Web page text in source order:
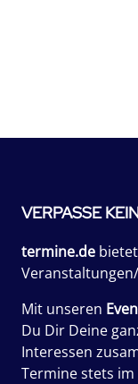
VERPASSE
termine.de
Mit unseren
Du Dir Deine
Interessen
Termine stets im